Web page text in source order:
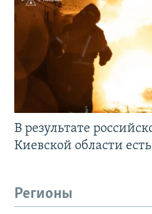
В результате
Киевской области
Регионы